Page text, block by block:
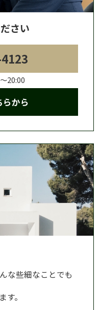
さい
20:00
から
な些細なことでも
。